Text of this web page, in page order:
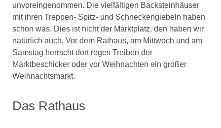
unvoreingenommen. Die vielfältigen Backsteinhäuser
mit ihren Treppen- Spitz- und Schneckengiebeln haben
schon was. Dies ist nicht der Marktplatz, den haben wir
natürlich auch. Vor dem Rathaus, am Mittwoch und am
Samstag herrscht dort reges Treiben der
Marktbeschicker oder vor Weihnachten ein großer
Weihnachtsmarkt.
Das Rathaus